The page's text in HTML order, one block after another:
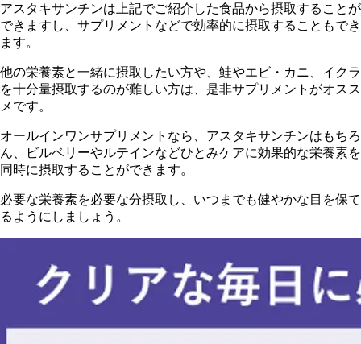
アスタキサンチンは上記でご紹介した食品から摂取することが
できますし、サプリメントなどで効率的に摂取することもでき
ます。
他の栄養素と一緒に摂取したい方や、鮭やエビ・カニ、イクラ
を十分量摂取するのが難しい方は、是非サプリメントがオスス
メです。
オールインワンサプリメント なら、アスタキサンチンはもちろ
ん、ビルベリーやルテインなどひとみケアに効果的な栄養素を
同時に摂取することができます。
必要な栄養素を必要な分摂取し、いつまでも健やかな目を保て
るようにしましょう。